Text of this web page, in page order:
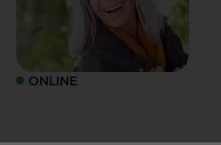
ONLINE